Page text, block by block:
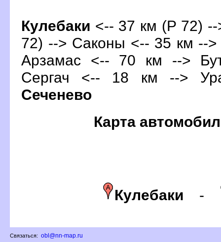
Кулебаки <-- 37 км (Р 72)
72) --> Саконы <-- 35 км --
Арзамас <-- 70 км -->
Сергач <-- 18 км -->
Сеченево
Карта
Кулебаки -
Связаться: obl@nn-map.ru